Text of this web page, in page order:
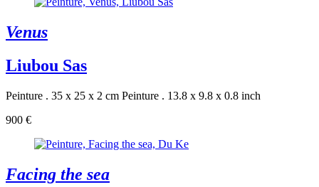
Venus
Liubou Sas
Peinture . 35 x 25 x 2 cm Peinture . 13.8 x 9.8 x 0.8 inch
900 €
Facing the sea